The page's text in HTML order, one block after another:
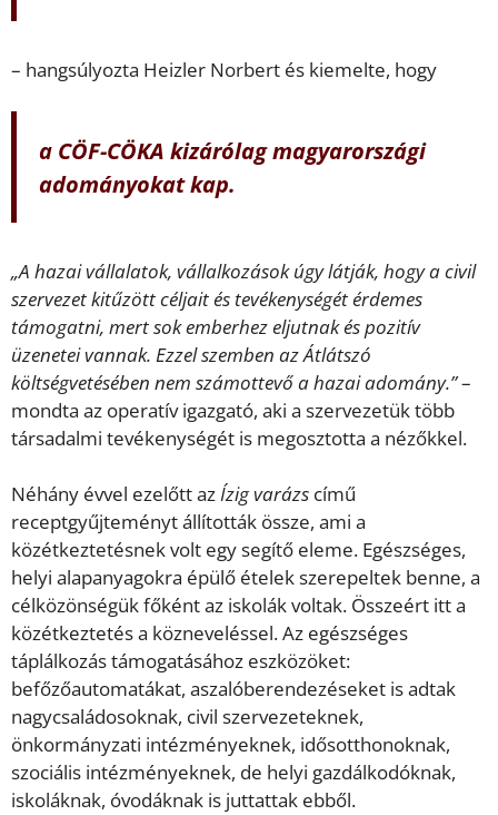
– hangsúlyozta Heizler Norbert és kiemelte, hogy
a CÖF-CÖKA kizárólag magyarországi
adományokat kap.
„A hazai vállalatok, vállalkozások úgy látják, hogy a civil
szervezet kitűzött céljait és tevékenységét érdemes
támogatni, mert sok emberhez eljutnak és pozitív
üzenetei vannak. Ezzel szemben az Átlátszó
költségvetésében nem számottevő a hazai adomány.”–
mondta az operatív igazgató, aki a szervezetük több
társadalmi tevékenységét is megosztotta a nézőkkel.
Néhány évvel ezelőtt azÍzig varázs című
receptgyűjteményt állították össze, ami a
közétkeztetésnek volt egy segítő eleme. Egészséges,
helyi alapanyagokra épülő ételek szerepeltek benne, a
célközönségük főként az iskolák voltak. Összeért itt a
közétkeztetés a közneveléssel. Az egészséges
táplálkozás támogatásához eszközöket:
befőzőautomatákat, aszalóberendezéseket is adtak
nagycsaládosoknak, civil szervezeteknek,
önkormányzati intézményeknek, idősotthonoknak,
szociális intézményeknek, de helyi gazdálkodóknak,
iskoláknak, óvodáknak is juttattak ebből.